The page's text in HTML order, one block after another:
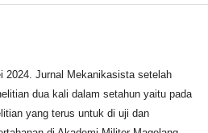
2024. Jurnal Mekanikasista setelah
dua kali dalam setahun yaitu pada
yang terus untuk di uji dan